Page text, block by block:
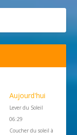
Aujourd'hui
Lever du Soleil
06:29
Coucher du soleil à